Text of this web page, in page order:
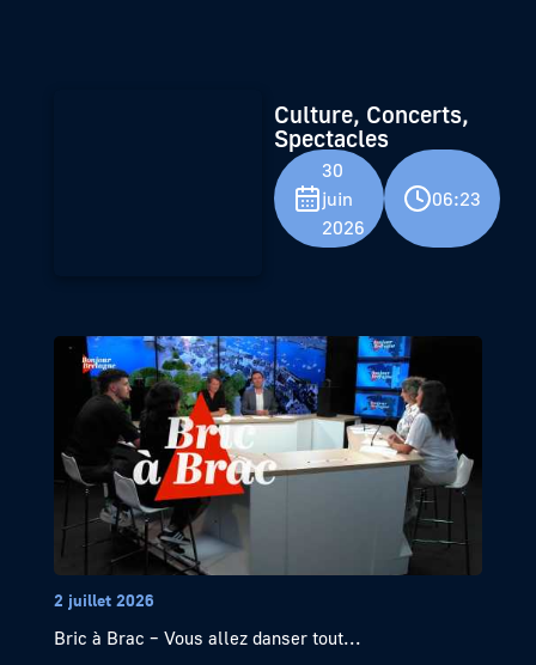
Culture, Concerts,
Spectacles
30
juin
2026
06:23
2 juillet 2026
Bric à Brac – Vous allez danser tout...